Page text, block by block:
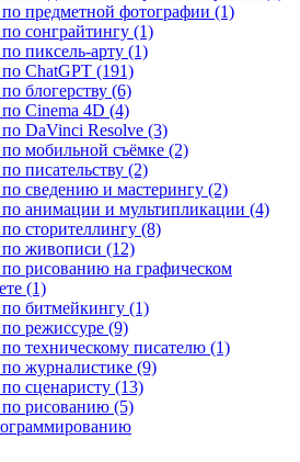
предметной фотографии (1)
сонграйтингу (1)
пиксель-арту (1)
ChatGPT (191)
блогерству (6)
Cinema 4D (4)
DaVinci Resolve (3)
мобильной съёмке (2)
писательству (2)
сведению и мастерингу (2)
анимации и мультипликации (4)
сторителлингу (8)
живописи (12)
рисованию на графическом
(1)
битмейкингу (1)
режиссуре (9)
техническому писателю (1)
журналистике (9)
сценаристу (13)
рисованию (5)